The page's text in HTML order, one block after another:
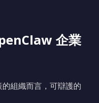
企業
組織而言，可辯護的